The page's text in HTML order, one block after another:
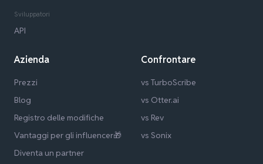
Sviluppatori
API
Azienda
Prezzi
Blog
Registro delle modifiche
Vantaggi per gli influencer🎁
Diventa un partner
Confrontare
vs TurboScribe
vs Otter.ai
vs Rev
vs Sonix